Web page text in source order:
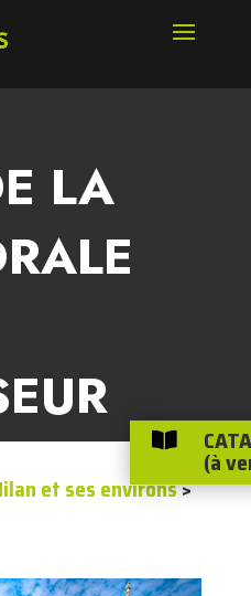
LA
et ses environs>

(à